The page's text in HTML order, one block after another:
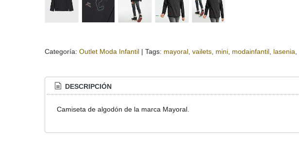
Categoría: Outlet Moda Infantil | Tags: mayoral vailets mini modainfantil lasenia
DESCRIPCIÓN
Camiseta de algodón de la marca Mayoral.